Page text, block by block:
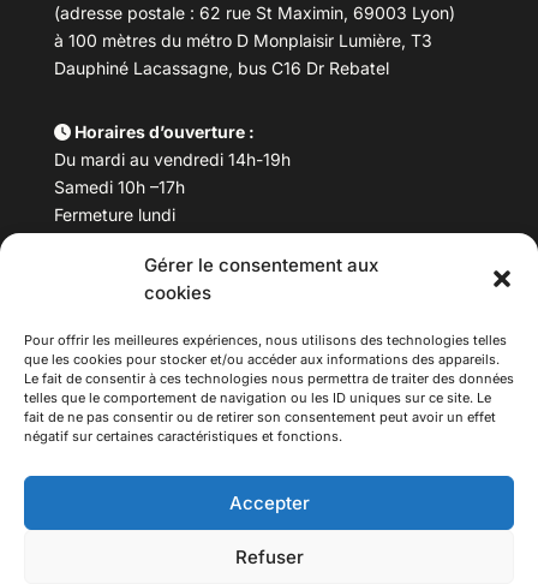
Gérer le consentement aux
cookies
Pour offrir les meilleures expériences, nous utilisons des technologies telles
que les cookies pour stocker et/ou accéder aux informations des appareils.
Le fait de consentir à ces technologies nous permettra de traiter des données
telles que le comportement de navigation ou les ID uniques sur ce site. Le
fait de ne pas consentir ou de retirer son consentement peut avoir un effet
négatif sur certaines caractéristiques et fonctions.
Accepter
Refuser
(adresse postale : 62 rue St Maximin, 69003 Lyon)
à 100 mètres du métro D Monplaisir Lumière, T3
Dauphiné Lacassagne, bus C16 Dr Rebatel
Horaires d’ouverture :
Du mardi au vendredi 14h-19h
Samedi 10h –17h
Fermeture lundi
Téléphone : 04 78 53 06 40
maisondesculturesasiatiques@asiexpo.com